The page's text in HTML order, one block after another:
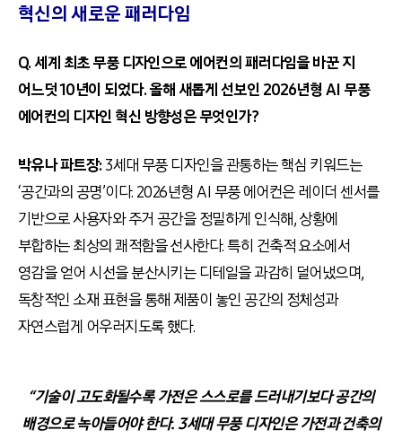
혁신의 새로운 패러다임
Q. 세계 최초 무풍 디자인으로 에어컨의 패러다임을 바꾼 지
어느덧 10년이 되었다. 올해 새롭게 선보인 2026년형 AI 무풍
에어컨의 디자인 혁신 방향성은 무엇인가?
박유나 파트장:3세대 무풍 디자인을 관통하는 핵심 키워드는
‘공간과의 공명’이다. 2026년형 AI 무풍 에어컨은 레이더 센서를
기반으로 사용자와 주거 공간을 정밀하게 인식해, 상황에
부합하는 최상의 쾌적함을 선사한다. 특히 건축적 요소에서
영감을 얻어 시선을 분산시키는 디테일을 과감히 덜어냈으며,
독창적인 소재 표현을 통해 제품이 놓인 공간의 정체성과
자연스럽게 어우러지도록 했다.
“기술이 고도화될수록 가전은 스스로를 드러내기보다 공간의
배경으로 녹아들어야 한다. 3세대 무풍 디자인은 가전과 건축의